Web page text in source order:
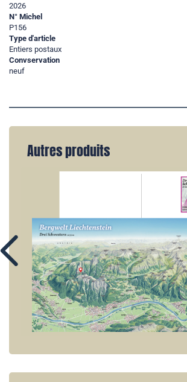
2026
N° Michel
P156
Type d'article
Entiers postaux
Convservation
neuf
Autres produits